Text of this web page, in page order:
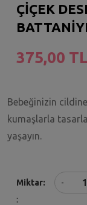
ÇİÇEK
375,00 TL
Bebeğinizin
kumaşlarla
yaşayın.
Miktar -
: